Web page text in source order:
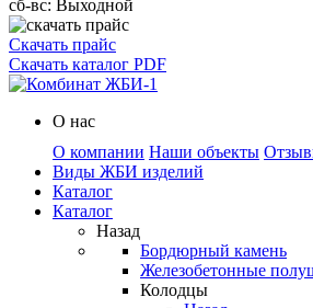
сб-вс: Выходной
Скачать прайс
Скачать каталог PDF
О нас
О компании Наши объекты
Виды ЖБИ изделий
Каталог
Каталог
Назад
Бордюрный камень
Железобетонные
Колодцы